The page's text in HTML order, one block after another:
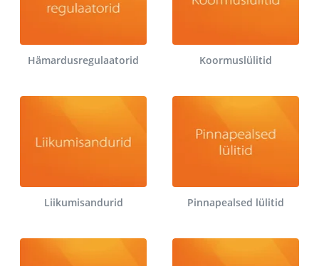
Hämardusregulaatorid Koormuslülitid
Liikumisandurid Pinnapealsed lülitid